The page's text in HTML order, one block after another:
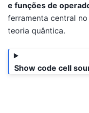
e funções de
ferramenta central
teoria quântica.
Show code cell